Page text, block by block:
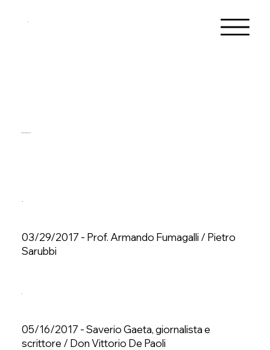
03/29/2017 - Prof. Armando Fumagalli / Pietro
Sarubbi
05/16/2017 - Saverio Gaeta, giornalista e
scrittore / Don Vittorio De Paoli